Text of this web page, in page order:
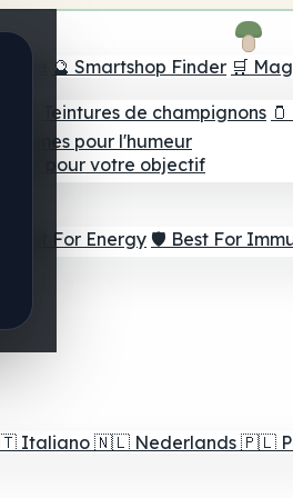
tête 🔮 Smartshop Finder 🛒
💧 Teintures de champignons
Gommes pour l'humeur
pour votre objectif
⚡ Best For Energy 🛡️ Best For
Italiano 🇳🇱 Nederlands 🇵🇱